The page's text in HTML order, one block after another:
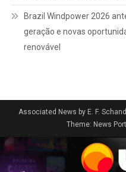
Brazil Windpower 2026
geração e novas
renovável
Associated News by E. F.
Theme: News